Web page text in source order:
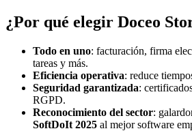
¿Por qué elegir Doceo
Todo en uno: facturación, firma
tareas y más.
Eficiencia operativa: reduce
Seguridad garantizada:
RGPD.
Reconocimiento del sector:
SoftDoIt 2025 al mejor software